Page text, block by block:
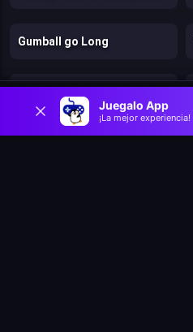
Juegalo App
¡La mejor experiencia!
Gumball go Long